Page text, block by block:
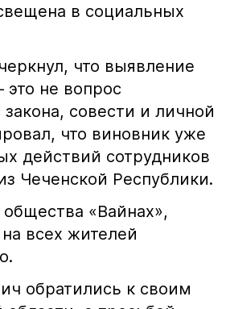
в социальных
что выявление
не вопрос
совести и личной
что виновник уже
действий сотрудников
Чеченской Республики.
«Вайнах»,
всех жителей
обратились к своим